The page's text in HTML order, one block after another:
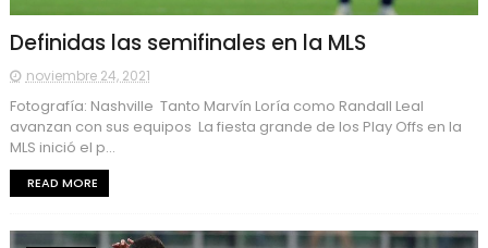
Definidas las semifinales en la MLS
noviembre 24, 2021
Fotografía: Nashville Tanto Marvín Loría como Randall Leal
avanzan con sus equipos La fiesta grande de los Play Offs en la
MLS inició el p...
READ MORE